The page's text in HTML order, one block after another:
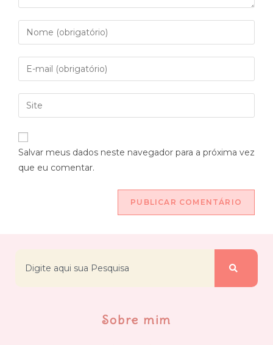
Salvar meus dados neste navegador para a próxima vez
que eu comentar.
Sobre mim